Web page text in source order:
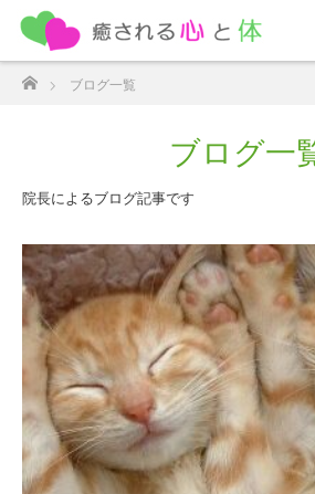
ブログ一覧
ブログ一
院長によるブログ記事です